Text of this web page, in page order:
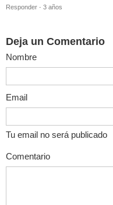
Responder · 3 años
Deja un Comentario
Nombre
Email
Tu email no será publicado
Comentario